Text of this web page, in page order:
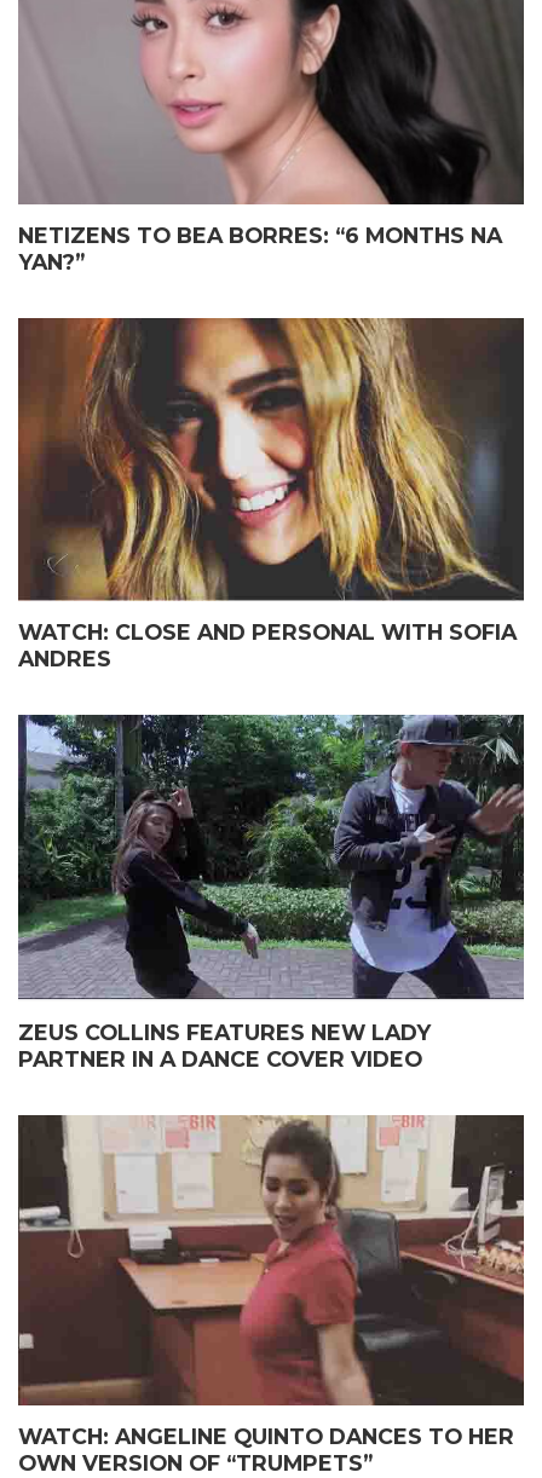
GIFT KAY JOHN LLOYD CRUZ
SA ISANG EMOSYONAL NA
MAGIGING ‘KAPUSO’ NA NGA
BA?
NETIZENS TO BEA BORRES: “6 MONTHS NA
YAN?”
WATCH: CLOSE AND PERSONAL WITH SOFIA
ANDRES
ZEUS COLLINS FEATURES NEW LADY
PARTNER IN A DANCE COVER VIDEO
WATCH: ANGELINE QUINTO DANCES TO HER
OWN VERSION OF “TRUMPETS”